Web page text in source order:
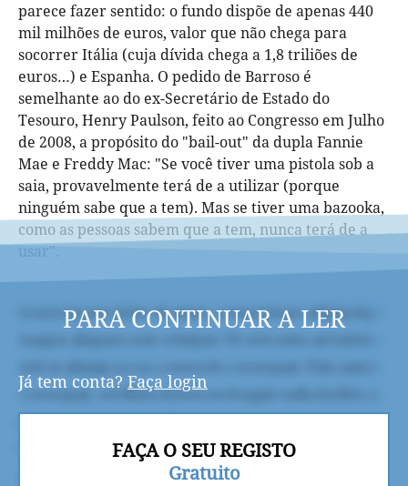
parece fazer sentido: o fundo dispõe de apenas 440
mil milhões de euros, valor que não chega para
socorrer Itália (cuja dívida chega a 1,8 triliões de
euros…) e Espanha. O pedido de Barroso é
semelhante ao do ex-Secretário de Estado do
Tesouro, Henry Paulson, feito ao Congresso em Julho
de 2008, a propósito do "bail-out" da dupla Fannie
Mae e Freddy Mac: "Se você tiver uma pistola sob a
saia, provavelmente terá de a utilizar (porque
ninguém sabe que a tem). Mas se tiver uma bazooka,
como as pessoas sabem que a tem, nunca terá de a
usar".
PARA CONTINUAR A LER
Já tem conta? Faça login
FAÇA O SEU REGISTO
Gratuito